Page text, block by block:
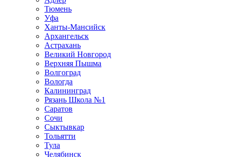
Тюмень
Уфа
Ханты-Мансийск
Архангельск
Астрахань
Великий Новгород
Верхняя Пышма
Волгоград
Вологда
Калининград
Рязань Школа №1
Саратов
Сочи
Сыктывкар
Тольятти
Тула
Челябинск